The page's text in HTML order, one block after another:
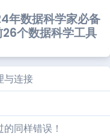
年数据科学家必备
26个数据科学工具
与连接
同样错误！